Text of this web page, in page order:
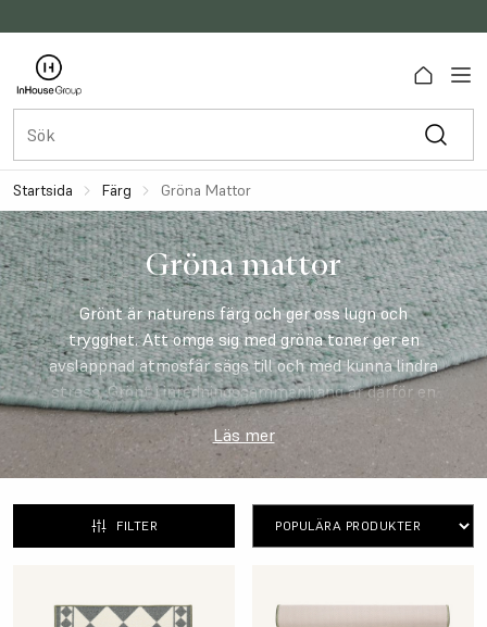
Startsida Färg Gröna Mattor
Gröna mattor
Grönt är naturens färg och ger oss lugn och
trygghet. Att omge sig med gröna toner ger en
avslappnad atmosfär sägs till och med kunna lindra
stress. Grönt i inredningssammanhang är därför en
färg som ständigt känns aktuell och trendig. Hos
oss hittar du mattor i allt ifrån mustigt mossgrönt
till mjuka olivtoner och piggt ärtgrönt. Grönt är lätt
särskilt fint tillsammans med rosa och jordiga
toner.
Läs mer
FILTER